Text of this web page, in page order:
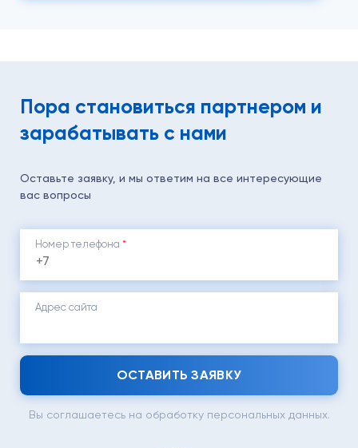
Пора становиться партнером и
зарабатывать с нами
Оставьте заявку, и мы ответим на все интересующие
вас вопросы
Номер телефона *
Адрес сайта
ОСТАВИТЬ ЗАЯВКУ
Вы соглашаетесь на обработку персональных данных.